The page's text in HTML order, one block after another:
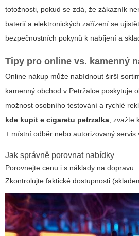
totožnosti, pokud se zdá, že zákazník
baterií a elektronických zařízení se
bezpečnostních pokynů k nabíjení a
Tipy pro online vs. kamenný
Online nákup může nabídnout širší
kamenný obchod v Petržalce poskytuje
možnost osobního testování a rychlé
kde kupit e cigaretu petrzalka, zvažte
+ místní odběr nebo autorizovaný servis
Jak správně porovnat nabídky
Porovnejte cenu i s náklady na dopravu.
Zkontrolujte faktické dostupnosti